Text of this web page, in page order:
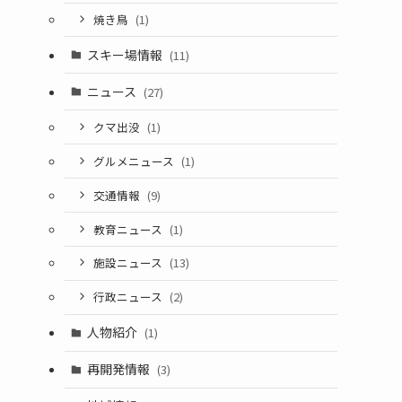
焼き鳥 (1)
スキー場情報 (11)
ニュース (27)
クマ出没 (1)
グルメニュース (1)
交通情報 (9)
教育ニュース (1)
施設ニュース (13)
行政ニュース (2)
人物紹介 (1)
再開発情報 (3)